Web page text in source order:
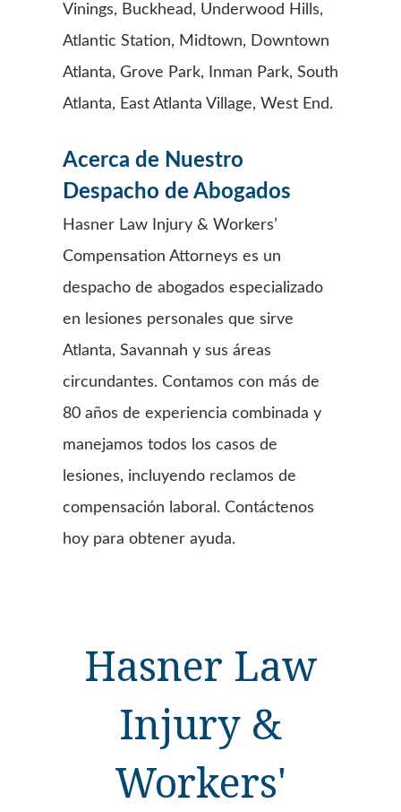
Vinings, Buckhead, Underwood Hills,
Atlantic Station, Midtown, Downtown
Atlanta, Grove Park, Inman Park, South
Atlanta, East Atlanta Village, West End.
Acerca de Nuestro
Despacho de Abogados
Hasner Law Injury & Workers’
Compensation Attorneys es un
despacho de abogados especializado
en lesiones personales que sirve
Atlanta, Savannah y sus áreas
circundantes. Contamos con más de
80 años de experiencia combinada y
manejamos todos los casos de
lesiones, incluyendo reclamos de
compensación laboral. Contáctenos
hoy para obtener ayuda.
Hasner Law
Injury &
Workers'